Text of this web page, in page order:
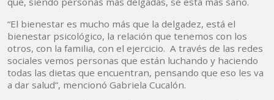
“El bienestar es mucho más que la delgadez, está el
bienestar psicológico, la relación que tenemos con los
otros, con la familia, con el ejercicio. A través de las redes
sociales vemos personas que están luchando y haciendo
todas las dietas que encuentran, pensando que eso les va
a dar salud”, mencionó Gabriela Cucalón.